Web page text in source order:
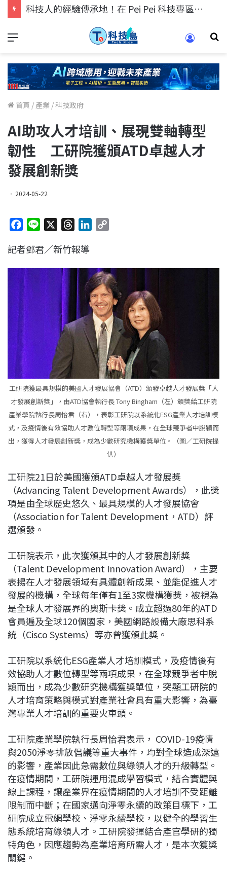
科技人的經驗傳承地！在 Pei Pei 科技專區，與學弟妹交流最硬核的技術
首頁 / 產業 /科技政府
AI助攻人才培訓、展現雙軸轉型
韌性 工研院獲頒ATD卓越人才
發展創新獎
2024-05-22
c
b
o
n
r
a
s
e
d
I
n
L
i
n
k
記者鄧君／新竹報導
工研院獲最具規模的美國人才發展協會（ATD）頒發卓越人才發展獎「人
才發展創新獎」，由ATD協會執行長 Tony Bingham（左）頒獎給工研院
產業學院執行長周怡君（右），表彰工研院以系統化ESG產業人才培訓模
式，及疫情後有效協助人才數位轉型等兩項成果，在全球競爭者中脫穎而
出，獲得人才發展創新獎，成為少數研究機構獲獎單位。（圖／工研院提
供）
工研院21日於美國獲頒ATD卓越人才發展獎
（Advancing Talent Development Awards），此獎
項是由全球歷史悠久、最具規模的人才發展協會
（Association for Talent Development，ATD）評
選頒發。
工研院表示，此次獲頒其中的人才發展創新獎
（Talent Development Innovation Award），主要
表揚在人才發展領域有具體創新成果、並能促進人才
發展的機構，全球每年僅有1至3家機構獲獎，被視為
是全球人才發展界的奧斯卡獎。成立超過80年的ATD
會員遍及全球120個國家，美國網路設備大廠思科系
統（Cisco Systems）等亦曾獲頒此獎。
工研院以系統化ESG產業人才培訓模式，及疫情後有
效協助人才數位轉型等兩項成果，在全球競爭者中脫
穎而出，成為少數研究機構獲獎單位，突顯工研院的
人才培育策略與模式對產業社會具有重大影響，為臺
灣專業人才培訓的重要火車頭。
工研院產業學院執行長周怡君表示， COVID-19疫情
與2050淨零排放倡議等重大事件，均對全球造成深遠
的影響，產業因此急需數位與綠領人才的升級轉型。
在疫情期間，工研院運用混成學習模式，結合實體與
線上課程，讓產業界在疫情期間的人才培訓不受距離
限制而中斷；在國家邁向淨零永續的政策目標下，工
研院成立電網學校、淨零永續學校，以健全的學習生
態系統培育綠領人才。工研院發揮結合產官學研的獨
特角色，因應趨勢為產業培育所需人才，是本次獲獎
關鍵。